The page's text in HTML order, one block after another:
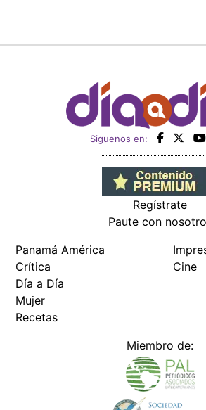
Siguenos en:
Regístrate
Paute con nosotros
Crítica
Día a Día
Mujer
Recetas
Cine